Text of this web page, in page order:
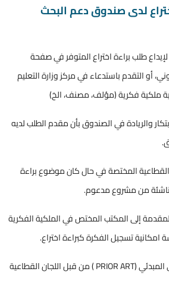
لدى صندوق دعم البحث
طلب براءة اختراع المتوفر فيصفحة
أو التقدم باستدعاء في مركز وزارة التعليم
ملكية فكرية (مؤلف، مصنف، الخ)
والريادة في الصندوق بأن مقدم الطلب لديه
القطاعية المختصة في حال كان موضوع براءة
ناشئة من مشروع مدعوم.
إلى المكتب المختص في الملكية الفكرية
تسجيل الفكرة كبراءة اختراع.
دراسة تقرير البحث الفني المبدئي (PRIOR ART ) من قبل اللجان القطاعية